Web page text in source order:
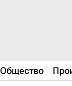
Общество